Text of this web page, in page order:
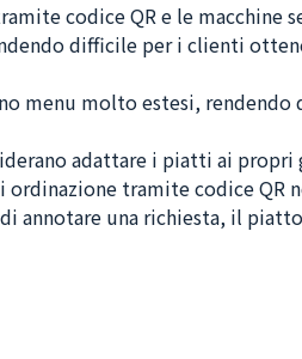
codice QR e le macchine
difficile per i clienti
menu molto estesi,
adattare i piatti ai propri
tramite codice QR
annotare una richiesta, il